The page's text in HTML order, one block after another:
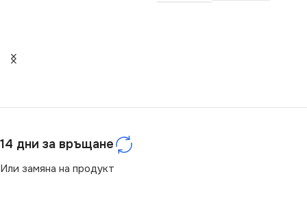
14 дни за връщане
Или замяна на продукт